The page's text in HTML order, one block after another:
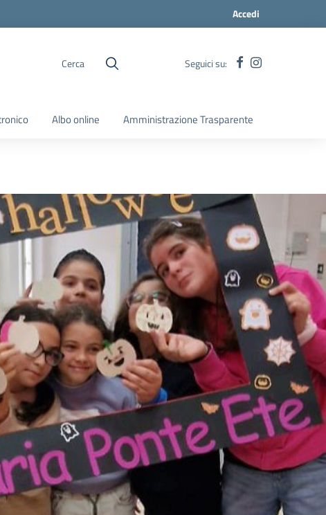
Accedi
Cerca Seguici su:
Albo online Amministrazione Trasparente